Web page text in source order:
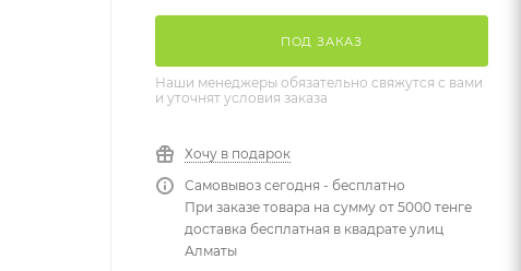
ПОД ЗАКАЗ
Наши менеджеры обязательно свяжутся с вами
и уточнят условия заказа
Хочу в подарок
Самовывоз сегодня - бесплатно
При заказе товара на сумму от 5000 тенге
доставка бесплатная в квадрате улиц
Алматы